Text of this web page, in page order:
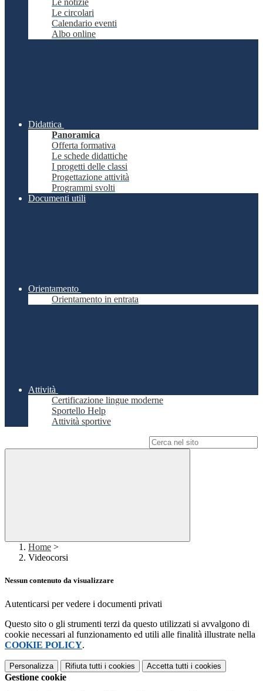
Le notizie
Le circolari
Calendario eventi
Albo online
Didattica
Panoramica
Offerta formativa
Le schede didattiche
I progetti delle classi
Progettazione attività
Programmi svolti
Documenti utili
Orientamento
Orientamento in entrata
Attività
Certificazione lingue moderne
Sportello Help
Attività sportive
Home >
Videocorsi
Nessun contenuto da visualizzare
Autenticarsi per vedere i documenti privati
Questo sito o gli strumenti terzi da questo utilizzati si avvalgono di
cookie necessari al funzionamento ed utili alle finalità illustrate nella
COOKIE POLICY.
Personalizza Rifiuta tutti i cookies Accetta tutti i cookies
Gestione cookie